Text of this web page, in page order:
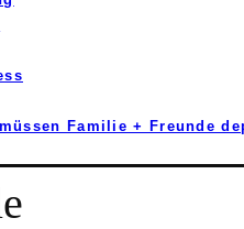
Familie + Freunde